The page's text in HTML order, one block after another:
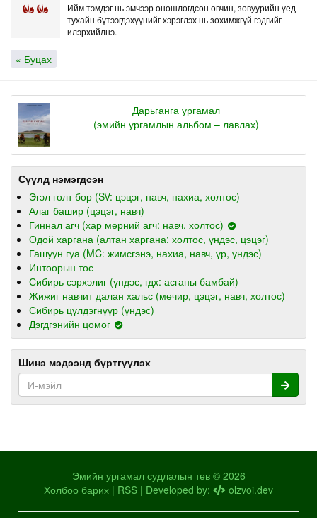
Ийм тэмдэг нь эмчээр оношлогдсон өвчин, зовуурийн үед
тухайн бүтээгдэхүүнийг хэрэглэх нь зохимжгүй гэдгийг
илэрхийлнэ.
« Буцах
Дарьганга ургамал
(эмийн ургамлын альбом – лавлах)
Сүүлд нэмэгдсэн
Эгэл голт бор (SV: цэцэг, навч, нахиа, холтос)
Алаг башир (цэцэг, навч)
Гиннал агч (хар мөрний агч: навч, холтос)
Одой харгана (алтан харгана: холтос, үндэс, цэцэг)
Гашуун гуа (MC: жимсгэнэ, нахиа, навч, үр, үндэс)
Интоорын тос
Сибирь сэрхэлиг (үндэс, гдх: асганы бамбай)
Жижиг навчит далан хальс (мөчир, цэцэг, навч, холтос)
Сибирь цүлдэгнүүр (үндэс)
Дэгдгэнийн цомог
Шинэ мэдээнд бүртгүүлэх
Эмийн ургамал судлалын төв © 2026
Холбоо барих | RSS | Developed by: olzvoi.dev